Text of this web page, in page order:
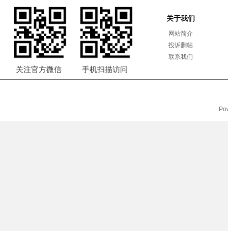
关注官方微信 手机扫描访问
关于我们
网站简介
投诉删帖
联系我们